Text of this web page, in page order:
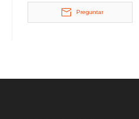
estacionamiento de 2
Preguntar